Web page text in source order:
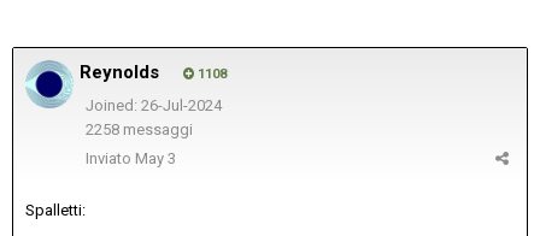
Reynolds 1108
Joined: 26-Jul-2024
2258 messaggi
Inviato May 3
Spalletti: